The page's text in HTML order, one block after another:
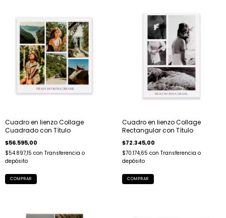
Cuadro en lienzo Collage
Cuadrado con Título
$56.595,00
$54.897,15 con Transferencia o
depósito
COMPRAR
Cuadro en lienzo Collage
Rectangular con Título
$72.345,00
$70.174,65 con Transferencia o
depósito
COMPRAR